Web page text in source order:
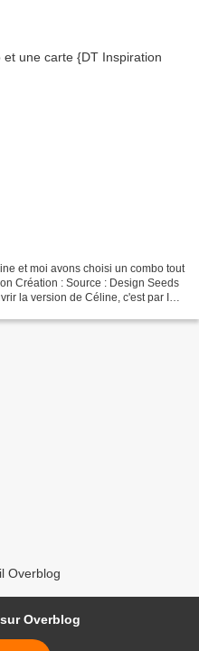
et moi avons choisi un combo tout
Création : Source : Design Seeds
la version de Céline, c'est par ICI
Overblog
Overblog